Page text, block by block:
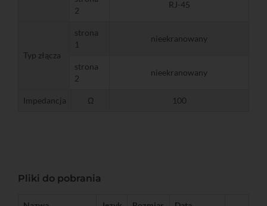
2
RJ-45
Typ złącza
strona
1
nieekranowany
strona
2
nieekranowany
Impedancja Ω 100
Pliki do pobrania